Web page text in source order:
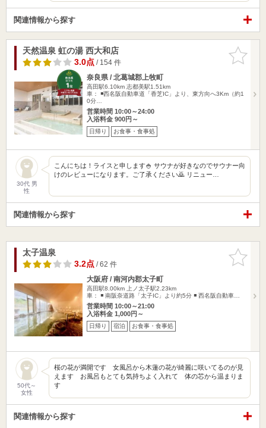
関連情報から探す
お気に入
りに追加
天然温泉 虹の湯 西大和店
3.0点/ 154 件
奈良県 / 北葛城郡上牧町
高田駅6.10km 志都美駅1.51km
車： ◾️西名阪自動車道「香芝IC」より、東方向へ3Km（約1
0分…
営業時間 10:00～24:00
入浴料金 900円～
日帰り お食事・食事処
30代 男
性
こんにちは！ライスと申します🍚 サウナが好きなのでサウナー向
けのレビューになります。ご了承ください🙇 リニュー…
関連情報から探す
お気に入
りに追加
太子温泉
3.2点/ 62 件
大阪府 / 南河内郡太子町
高田駅8.00km
上ノ太子駅2.23km
車： ◾️ 南阪奈道路「太子IC」より約5分 ◾️ 西名阪自動車…
営業時間 10:00～21:00
入浴料金 1,000円～
日帰り 宿泊 お食事・食事処
50代～
女性
桜の花が満開です 女風呂から木蓮の花が綺麗に咲いてるのが見
えます お風呂もとても気持ちよく入れて 体の芯から温まりま
す
関連情報から探す